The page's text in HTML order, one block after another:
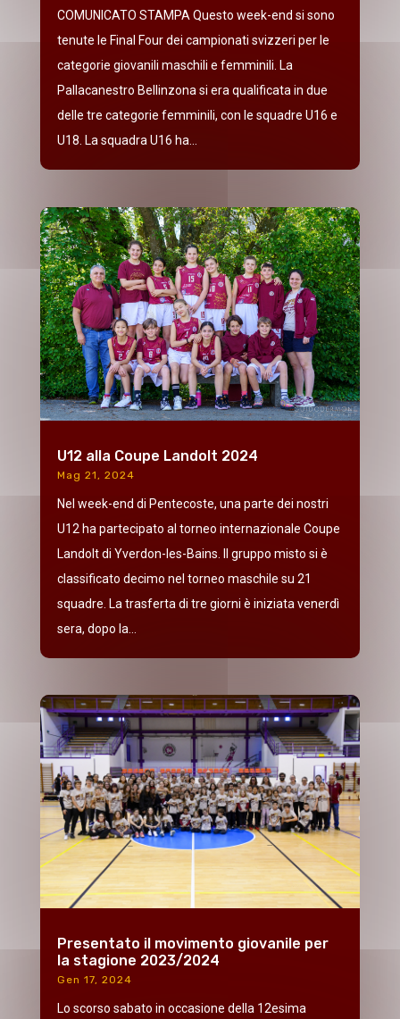
COMUNICATO STAMPA Questo week-end si sono
tenute le Final Four dei campionati svizzeri per le
categorie giovanili maschili e femminili. La
Pallacanestro Bellinzona si era qualificata in due
delle tre categorie femminili, con le squadre U16 e
U18. La squadra U16 ha...
U12 alla Coupe Landolt 2024
Mag 21, 2024
Nel week-end di Pentecoste, una parte dei nostri
U12 ha partecipato al torneo internazionale Coupe
Landolt di Yverdon-les-Bains. Il gruppo misto si è
classificato decimo nel torneo maschile su 21
squadre. La trasferta di tre giorni è iniziata venerdì
sera, dopo la...
Presentato il movimento giovanile per
la stagione 2023/2024
Gen 17, 2024
Lo scorso sabato in occasione della 12esima